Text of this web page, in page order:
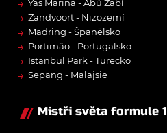
→ Yas Marina - Abú Zabí
→ Zandvoort - Nizozemí
→ Madring - Španělsko
→ Portimão - Portugalsko
→ Istanbul Park - Turecko
→ Sepang - Malajsie
Mistři světa formule 1